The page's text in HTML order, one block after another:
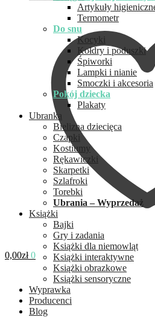
0,00zł 0
Artykuły
Termometr
Do snu
Kocyki
Kołdry i poduszki
Śpiworki
Lampki i nianie
Smoczki i akcesoria
Pokój dziecka
Plakaty
Ubranka
Bielizna dziecięca
Czapki
Kostiumy
Rękawiczki
Skarpetki
Szlafroki
Torebki
Ubrania – Wyprzedaż
Książki
Bajki
Gry i zadania
Książki dla niemowląt
Książki interaktywne
Książki obrazkowe
Książki sensoryczne
Wyprawka
Producenci
Blog